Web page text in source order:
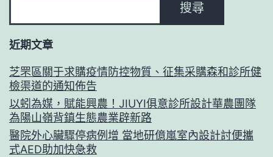
搜尋
近期文章
芝罘區關于求購疫情防控物質、征集采購森和診所健
檢渠道的通知佈告
以蚓為媒，賦能興農！JIUYI俱意診所設計華農團隊
為陽山嶺背鎮生態農業辟新路
醫院外心臟驟停病例增 當地研億嵐室內設計討便攜
式AED助加快急救